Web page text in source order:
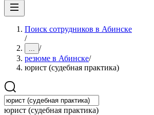
Поиск сотрудников в Абинске
/
... /
резюме в Абинске/
юрист (судебная практика)
юрист (судебная практика)